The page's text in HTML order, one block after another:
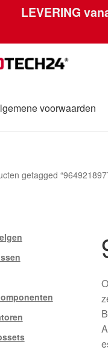
LEVERING
voorwaarden
Wereldwijde
getagged